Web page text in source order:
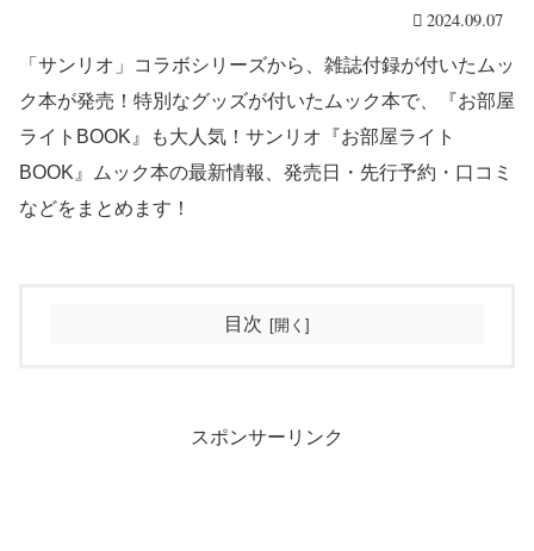
2024.09.07
「サンリオ」コラボシリーズから、雑誌付録が付いたムッ
ク本が発売！特別なグッズが付いたムック本で、『お部屋
ライトBOOK』も大人気！サンリオ『お部屋ライト
BOOK』ムック本の最新情報、発売日・先行予約・口コミ
などをまとめます！
目次
スポンサーリンク